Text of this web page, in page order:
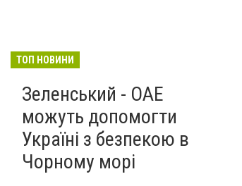
ТОП НОВИНИ
Зеленський - ОАЕ
можуть допомогти
Україні з безпекою в
Чорному морі